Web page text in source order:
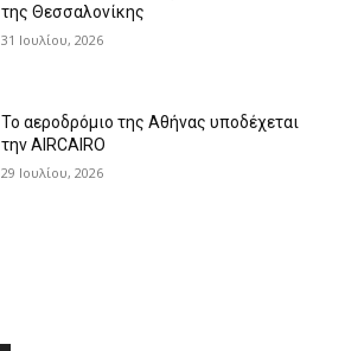
της Θεσσαλονίκης
31 Ιουλίου, 2026
Το αεροδρόμιο της Αθήνας υποδέχεται
την AIRCAIRO
29 Ιουλίου, 2026